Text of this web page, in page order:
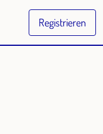
Registrieren